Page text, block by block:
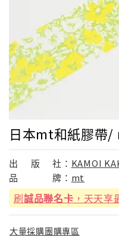
日本mt和紙膠帶
出 版 社： KAMOI
品
牌： mt
刷誠品聯名卡 ，天天
大量採購團購專區